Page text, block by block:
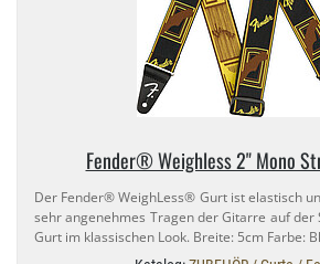
Fender® Weighless 2" Mono
Der Fender® WeighLess® Gurt ist elastisch
sehr angenehmes Tragen der Gitarre auf der
Gurt im klassischen Look. Breite: 5cm Farbe: